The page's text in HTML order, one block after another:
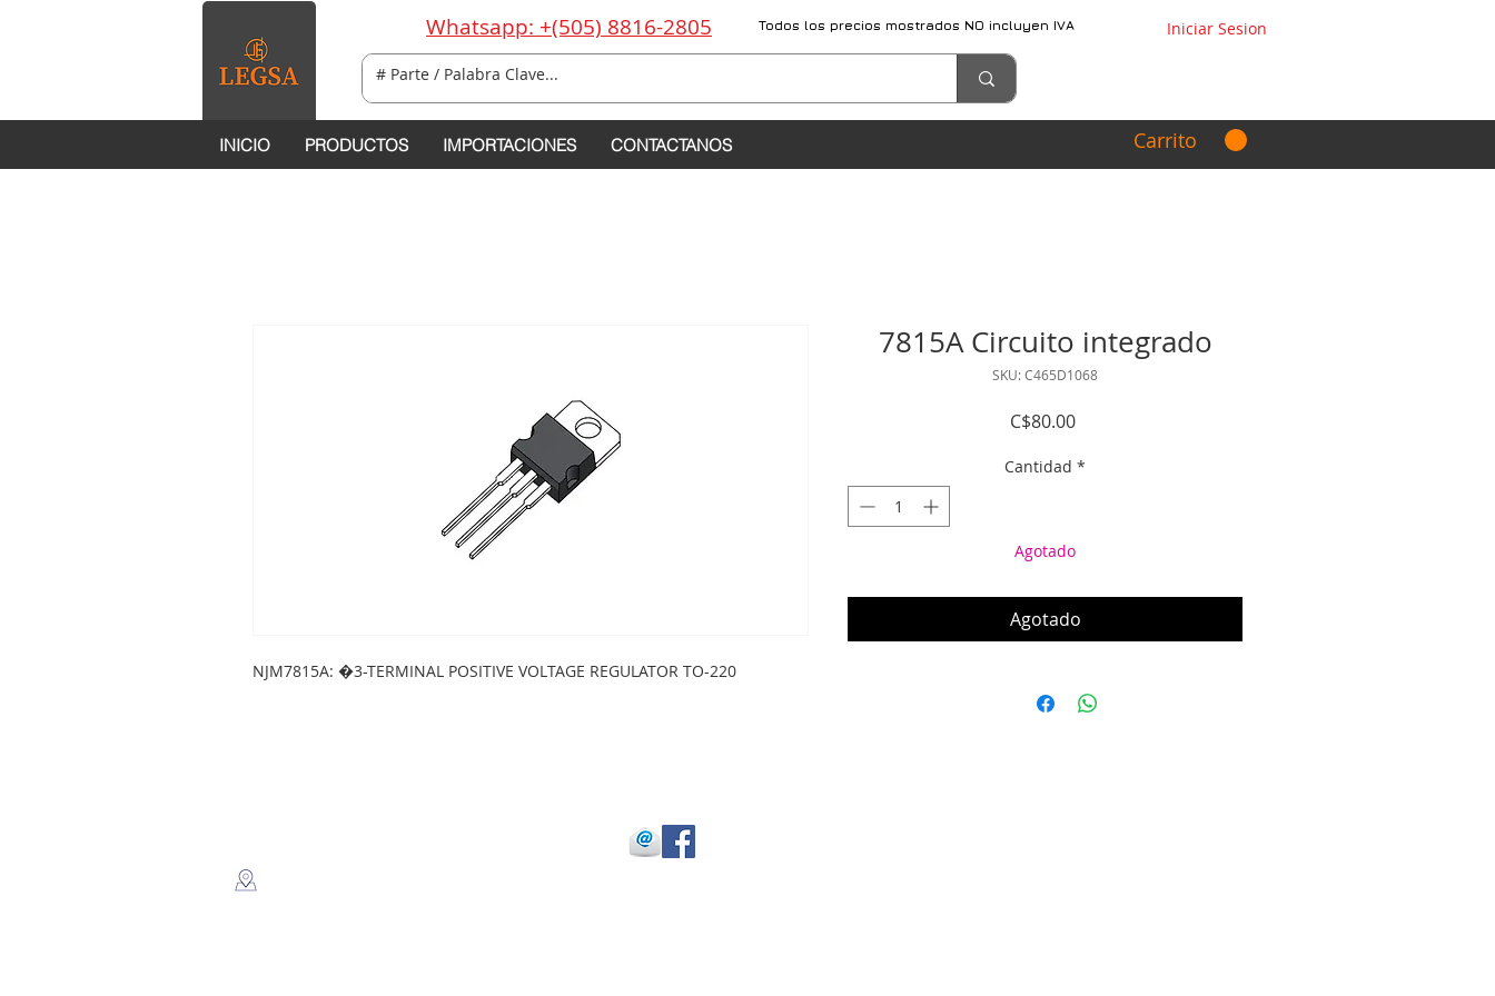
Whatsapp: +(505) 8816-2805 Todos los precios mostrados NO incluyen IVA Iniciar Sesion
INICIO PRODUCTOS IMPORTACIONES CONTACTANOS Carrito
NJM7815A: �3-TERMINAL POSITIVE VOLTAGE REGULATOR TO-220
7815A Circuito integrado
SKU: C465D1068
C$80.00Precio
Cantidad *
Agotado
Agotado